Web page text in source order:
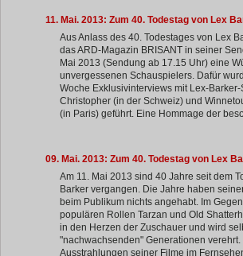
11. Mai. 2013: Zum 40. Todestag von Lex
Aus Anlass des 40. Todestages von Lex
das ARD-Magazin BRISANT in seiner
Mai 2013 (Sendung ab 17.15 Uhr) eine
unvergessenen Schauspielers. Dafür
Woche Exklusivinterviews mit Lex-Barker-
Christopher (in der Schweiz) und
(in Paris) geführt. Eine Hommage der
09. Mai. 2013: Zum 40. Todestag von Lex
Am 11. Mai 2013 sind 40 Jahre seit dem
Barker vergangen. Die Jahre haben
beim Publikum nichts angehabt. Im
populären Rollen Tarzan und Old
in den Herzen der Zuschauer und wird
"nachwachsenden" Generationen verehrt.
Ausstrahlungen seiner Filme im